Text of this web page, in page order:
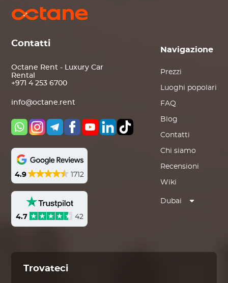
Contatti
Octane Rent - Luxury Car
Rental
+971 4 253 6700
info@octane.rent
4.9 1712
4.7 42
Navigazione
Prezzi
Luoghi popolari
FAQ
Blog
Contatti
Chi siamo
Recensioni
Wiki
Dubai
Trovateci